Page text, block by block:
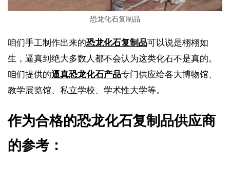
恐龙化石复制品
咱们手工制作出来的恐龙化石复制品可以说是栩栩如
生，逼真到绝大多数人都不会认为这类化石不是真的。
咱们提供的逼真恐龙化石产品专门供应给各大博物馆、
教学展览馆、私立学校、学术性大学等。
作为合格的恐龙化石复制品供应商
的参考：